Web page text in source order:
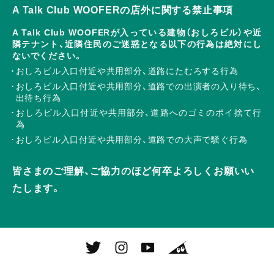
A Talk Club WOOFERの店外に関する禁止事項
A Talk Club WOOFERが入っている建物（おしろビル）や近
隣テナント、近隣住民のご迷惑となる以下の行為は絶対にし
ないでください。
おしろビル入口付近や共用部分、道路にたむろする行為
おしろビル入口付近や共用部分、道路での出演者の入り待ち、
出待ち行為
おしろビル入口付近や共用部分、道路へのゴミのポイ捨て行
為
おしろビル入口付近や共用部分、道路での大声で騒ぐ行為
皆さまのご理解、ご協力のほど何卒よろしくお願いい
たします。